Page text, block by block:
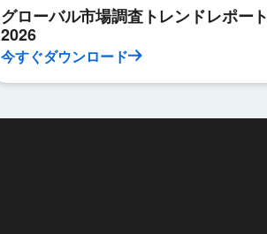
グローバル市場調査トレンドレポート
2026
今すぐダウンロード